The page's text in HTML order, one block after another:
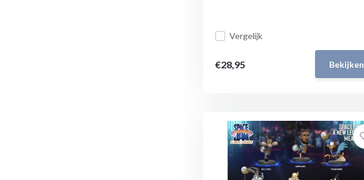
Vergelijk
€28,95 Bekijken